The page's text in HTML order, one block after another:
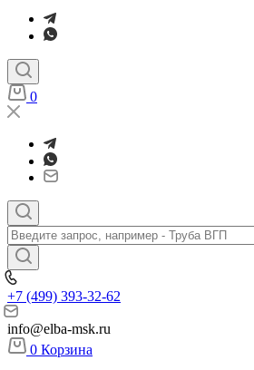
0
+7 (499) 393-32-62
info@elba-msk.ru
0 Корзина